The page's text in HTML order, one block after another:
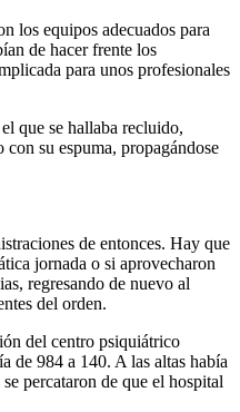
los equipos adecuados para
de hacer frente los
para unos profesionales
que se hallaba recluido,
su espuma, propagándose
de entonces. Hay que
jornada o si aprovecharon
regresando de nuevo al
del orden.
del centro psiquiátrico
de 984 a 140. A las altas había
percataron de que el hospital